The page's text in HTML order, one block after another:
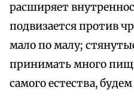
расширяет
подвизается против
мало по малу;
принимать много
самого естества,